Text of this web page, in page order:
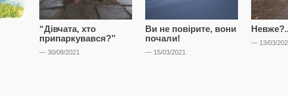
“Дівчата, хто
припаркувався?”
— 30/08/2021
Ви не повірите, вони
почали!
— 15/03/2021
— 13/03/